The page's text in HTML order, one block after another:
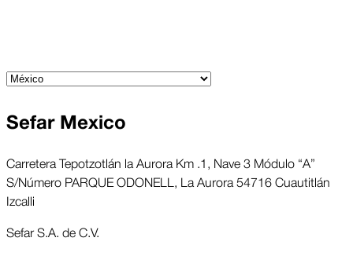
Sefar Mexico
Carretera Tepotzotlán la Aurora Km .1, Nave 3 Módulo “A”
S/Número PARQUE ODONELL, La Aurora 54716 Cuautitlán
Izcalli
Sefar S.A. de C.V.